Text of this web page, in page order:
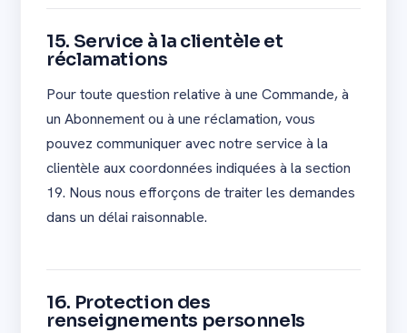
15. Service à la clientèle et
réclamations
Pour toute question relative à une Commande, à
un Abonnement ou à une réclamation, vous
pouvez communiquer avec notre service à la
clientèle aux coordonnées indiquées à la section
19. Nous nous efforçons de traiter les demandes
dans un délai raisonnable.
16. Protection des
renseignements personnels